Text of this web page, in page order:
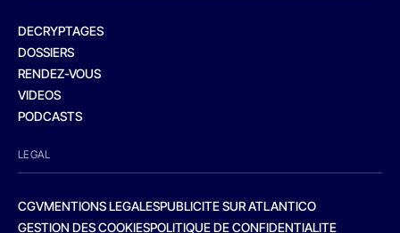
DECRYPTAGES
DOSSIERS
RENDEZ-VOUS
VIDEOS
PODCASTS
LEGAL
CGVMENTIONS LEGALESPUBLICITE SUR ATLANTICO
GESTION DES COOKIESPOLITIQUE DE CONFIDENTIALITE